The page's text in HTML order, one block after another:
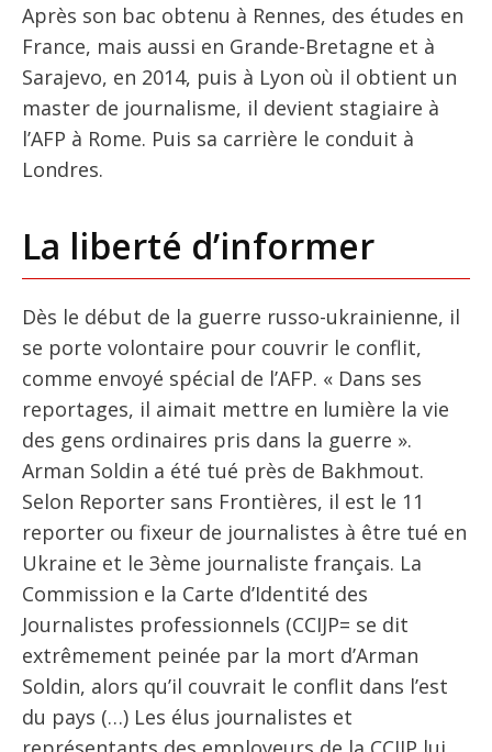
Après son bac obtenu à Rennes, des études en
France, mais aussi en Grande-Bretagne et à
Sarajevo, en 2014, puis à Lyon où il obtient un
master de journalisme, il devient stagiaire à
l’AFP à Rome. Puis sa carrière le conduit à
Londres.
La liberté d’informer
Dès le début de la guerre russo-ukrainienne, il
se porte volontaire pour couvrir le conflit,
comme envoyé spécial de l’AFP. « Dans ses
reportages, il aimait mettre en lumière la vie
des gens ordinaires pris dans la guerre ».
Arman Soldin a été tué près de Bakhmout.
Selon Reporter sans Frontières, il est le 11
reporter ou fixeur de journalistes à être tué en
Ukraine et le 3ème journaliste français. La
Commission e la Carte d’Identité des
Journalistes professionnels (CCIJP= se dit
extrêmement peinée par la mort d’Arman
Soldin, alors qu’il couvrait le conflit dans l’est
du pays (…) Les élus journalistes et